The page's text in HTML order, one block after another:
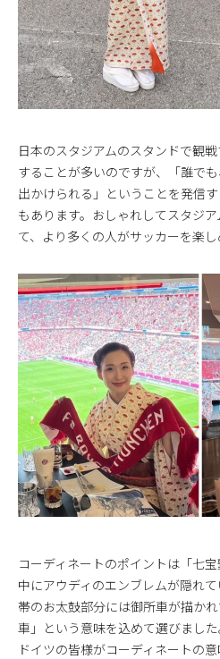
日本のスタジアムのスタンドで観
することが多いのですが、「誰で
出かけられる」ということを発信
もあります。おしゃれしてスタジ
て、より多くの人がサッカーを楽し
コーディネートのポイントは「七
中にアウディのエンブレムが隠れ
帯のお太鼓部分には御所車が描か
車」という意味を込めて選びまし
ドイツの皆様がコーディネートの